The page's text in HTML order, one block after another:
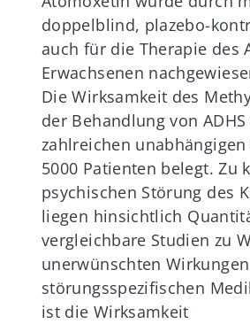
doppelblind, plazebo-
auch für die Therapie des
Erwachsenen
Die Wirksamkeit des
der Behandlung von
zahlreichen
5000 Patienten belegt. Zu
psychischen Störung des
liegen hinsichtlich
vergleichbare Studien zu
unerwünschten
störungsspezifischen
ist die Wirksamkeit